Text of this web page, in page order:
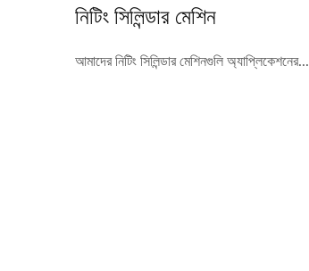
নিটিং সিলিন্ডার মেশিন
আমাদের নিটিং সিলিন্ডার মেশিনগুলি অ্যাপ্লিকেশনের...